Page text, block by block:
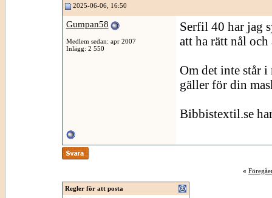
2025-06-06, 16:50
Gumpan58
Medlem sedan: apr 2007
Inlägg: 2 550
Serfil 40 har jag
att ha rätt nål
Om det inte står i
gäller för din
Bibbistextil.se
«
Regler för att posta